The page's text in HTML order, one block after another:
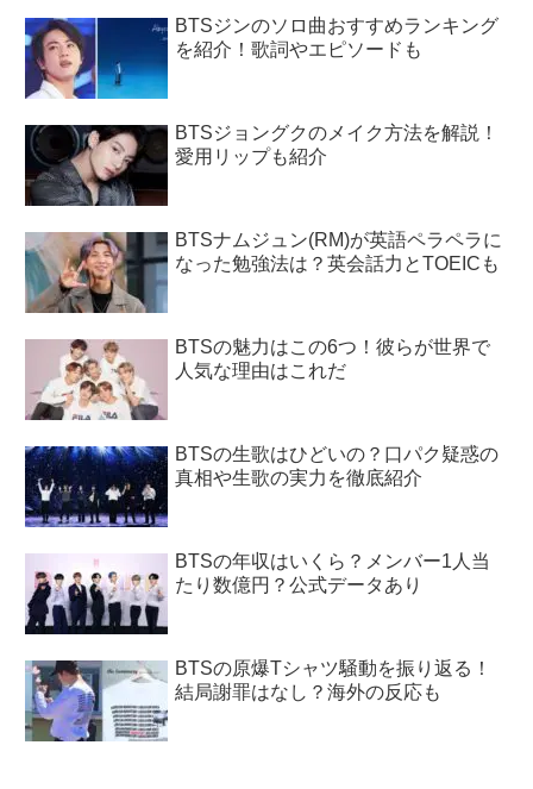
BTSジンのソロ曲おすすめランキング
を紹介！歌詞やエピソードも
BTSジョングクのメイク方法を解説！
愛用リップも紹介
BTSナムジュン(RM)が英語ペラペラに
なった勉強法は？英会話力とTOEICも
BTSの魅力はこの6つ！彼らが世界で
人気な理由はこれだ
BTSの生歌はひどいの？口パク疑惑の
真相や生歌の実力を徹底紹介
BTSの年収はいくら？メンバー1人当
たり数億円？公式データあり
BTSの原爆Tシャツ騒動を振り返る！
結局謝罪はなし？海外の反応も